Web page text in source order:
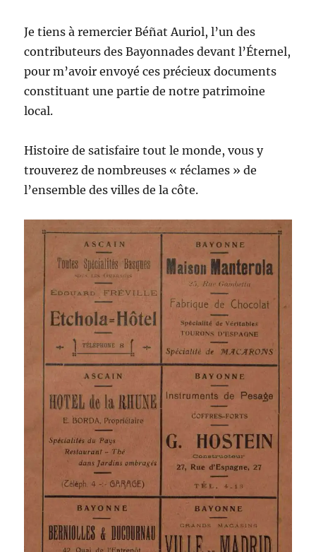
Je tiens à remercier Béñat Auriol, l’un des
contributeurs des Bayonnades devant l’Éternel,
pour m’avoir envoyé ces précieux documents
constituant une partie de notre patrimoine
local.
Histoire de satisfaire tout le monde, vous y
trouverez de nombreuses « réclames » de
l’ensemble des villes de la côte.